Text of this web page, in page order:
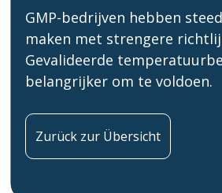
GMP-bedrijven hebben
maken met strengere
Gevalideerde
belangrijker om te voldoen.
Zurück zur Übersicht